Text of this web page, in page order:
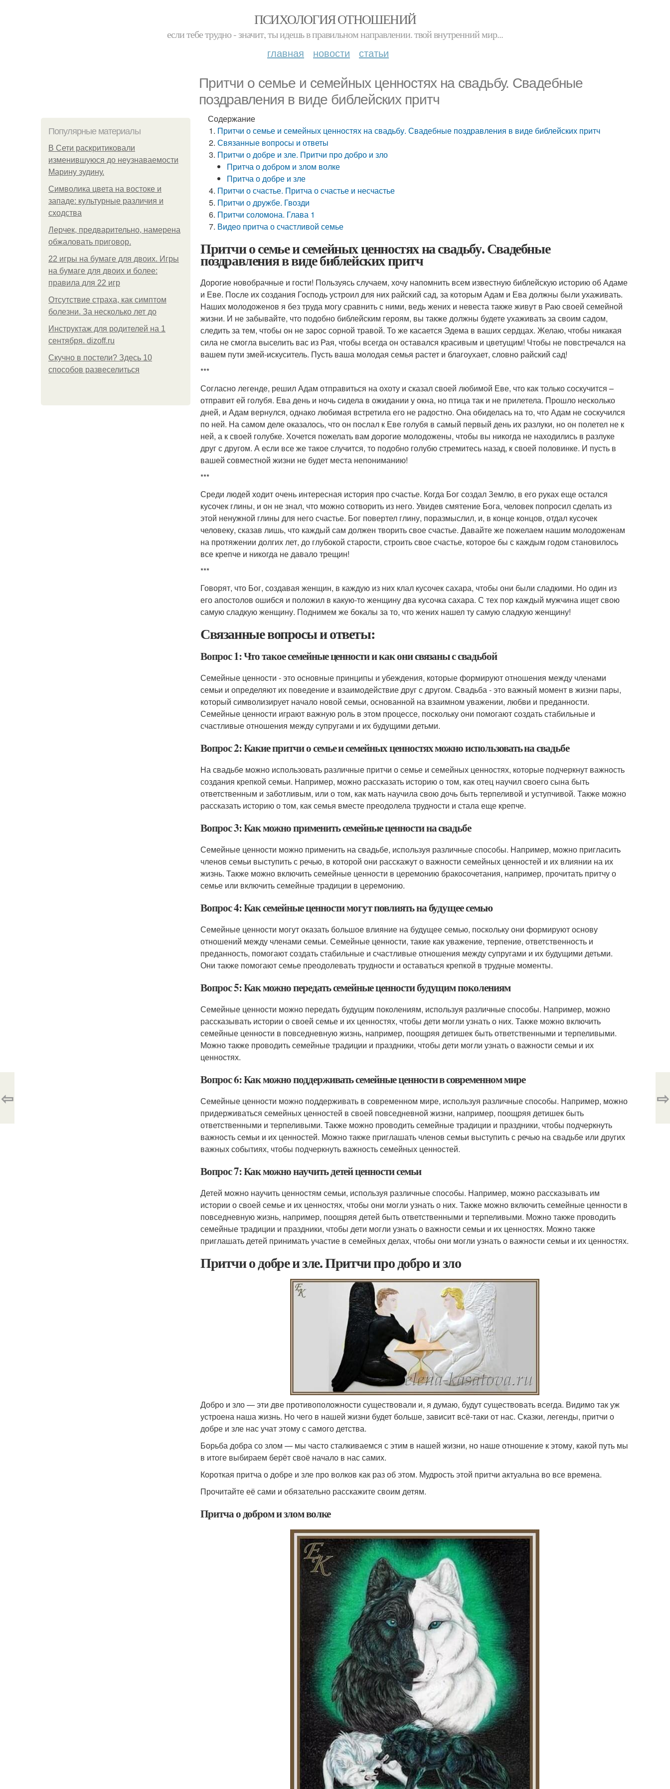
ПСИХОЛОГИЯ ОТНОШЕНИЙ
если тебе трудно - значит, ты идешь в правильном направлении. твой внутренний мир...
главная новости статьи
Притчи о семье и семейных ценностях на свадьбу. Свадебные
поздравления в виде библейских притч
Популярные материалы
В Сети раскритиковали
изменившуюся до неузнаваемости
Марину зудину.
Символика цвета на востоке и
западе: культурные различия и
сходства
Лерчек, предварительно, намерена
обжаловать приговор.
22 игры на бумаге для двоих. Игры
на бумаге для двоих и более:
правила для 22 игр
Отсутствие страха, как симптом
болезни. За несколько лет до
Инструктаж для родителей на 1
сентября. dizoff.ru
Скучно в постели? Здесь 10
способов развеселиться
Содержание
Притчи о семье и семейных ценностях на свадьбу. Свадебные поздравления в виде библейских притч
Связанные вопросы и ответы
Притчи о добре и зле. Притчи про добро и зло
Притча о добром и злом волке
Притча о добре и зле
Притчи о счастье. Притча о счастье и несчастье
Притчи о дружбе. Гвозди
Притчи соломона. Глава 1
Видео притча о счастливой семье
Притчи о семье и семейных ценностях на свадьбу. Свадебные
поздравления в виде библейских притч
Дорогие новобрачные и гости! Пользуясь случаем, хочу напомнить всем известную библейскую историю об Адаме
и Еве. После их создания Господь устроил для них райский сад, за которым Адам и Ева должны были ухаживать.
Наших молодоженов я без труда могу сравнить с ними, ведь жених и невеста также живут в Раю своей семейной
жизни. И не забывайте, что подобно библейским героям, вы также должны будете ухаживать за своим садом,
следить за тем, чтобы он не зарос сорной травой. То же касается Эдема в ваших сердцах. Желаю, чтобы никакая
сила не смогла выселить вас из Рая, чтобы всегда он оставался красивым и цветущим! Чтобы не повстречался на
вашем пути змей-искуситель. Пусть ваша молодая семья растет и благоухает, словно райский сад!
***
Согласно легенде, решил Адам отправиться на охоту и сказал своей любимой Еве, что как только соскучится –
отправит ей голубя. Ева день и ночь сидела в ожидании у окна, но птица так и не прилетела. Прошло несколько
дней, и Адам вернулся, однако любимая встретила его не радостно. Она обиделась на то, что Адам не соскучился
по ней. На самом деле оказалось, что он послал к Еве голубя в самый первый день их разлуки, но он полетел не к
ней, а к своей голубке. Хочется пожелать вам дорогие молодожены, чтобы вы никогда не находились в разлуке
друг с другом. А если все же такое случится, то подобно голубю стремитесь назад, к своей половинке. И пусть в
вашей совместной жизни не будет места непониманию!
***
Среди людей ходит очень интересная история про счастье. Когда Бог создал Землю, в его руках еще остался
кусочек глины, и он не знал, что можно сотворить из него. Увидев смятение Бога, человек попросил сделать из
этой ненужной глины для него счастье. Бог повертел глину, поразмыслил, и, в конце концов, отдал кусочек
человеку, сказав лишь, что каждый сам должен творить свое счастье. Давайте же пожелаем нашим молодоженам
на протяжении долгих лет, до глубокой старости, строить свое счастье, которое бы с каждым годом становилось
все крепче и никогда не давало трещин!
***
Говорят, что Бог, создавая женщин, в каждую из них клал кусочек сахара, чтобы они были сладкими. Но один из
его апостолов ошибся и положил в какую-то женщину два кусочка сахара. С тех пор каждый мужчина ищет свою
самую сладкую женщину. Поднимем же бокалы за то, что жених нашел ту самую сладкую женщину!
Связанные вопросы и ответы:
Вопрос 1: Что такое семейные ценности и как они связаны с свадьбой
Семейные ценности - это основные принципы и убеждения, которые формируют отношения между членами
семьи и определяют их поведение и взаимодействие друг с другом. Свадьба - это важный момент в жизни пары,
который символизирует начало новой семьи, основанной на взаимном уважении, любви и преданности.
Семейные ценности играют важную роль в этом процессе, поскольку они помогают создать стабильные и
счастливые отношения между супругами и их будущими детьми.
Вопрос 2: Какие притчи о семье и семейных ценностях можно использовать на свадьбе
На свадьбе можно использовать различные притчи о семье и семейных ценностях, которые подчеркнут важность
создания крепкой семьи. Например, можно рассказать историю о том, как отец научил своего сына быть
ответственным и заботливым, или о том, как мать научила свою дочь быть терпеливой и уступчивой. Также можно
рассказать историю о том, как семья вместе преодолела трудности и стала еще крепче.
Вопрос 3: Как можно применить семейные ценности на свадьбе
Семейные ценности можно применить на свадьбе, используя различные способы. Например, можно пригласить
членов семьи выступить с речью, в которой они расскажут о важности семейных ценностей и их влиянии на их
жизнь. Также можно включить семейные ценности в церемонию бракосочетания, например, прочитать притчу о
семье или включить семейные традиции в церемонию.
Вопрос 4: Как семейные ценности могут повлиять на будущее семью
Семейные ценности могут оказать большое влияние на будущее семью, поскольку они формируют основу
отношений между членами семьи. Семейные ценности, такие как уважение, терпение, ответственность и
преданность, помогают создать стабильные и счастливые отношения между супругами и их будущими детьми.
Они также помогают семье преодолевать трудности и оставаться крепкой в трудные моменты.
Вопрос 5: Как можно передать семейные ценности будущим поколениям
Семейные ценности можно передать будущим поколениям, используя различные способы. Например, можно
рассказывать истории о своей семье и их ценностях, чтобы дети могли узнать о них. Также можно включить
семейные ценности в повседневную жизнь, например, поощряя детишек быть ответственными и терпеливыми.
Можно также проводить семейные традиции и праздники, чтобы дети могли узнать о важности семьи и их
ценностях.
Вопрос 6: Как можно поддерживать семейные ценности в современном мире
Семейные ценности можно поддерживать в современном мире, используя различные способы. Например, можно
придерживаться семейных ценностей в своей повседневной жизни, например, поощряя детишек быть
ответственными и терпеливыми. Также можно проводить семейные традиции и праздники, чтобы подчеркнуть
важность семьи и их ценностей. Можно также приглашать членов семьи выступить с речью на свадьбе или других
важных событиях, чтобы подчеркнуть важность семейных ценностей.
Вопрос 7: Как можно научить детей ценности семьи
Детей можно научить ценностям семьи, используя различные способы. Например, можно рассказывать им
истории о своей семье и их ценностях, чтобы они могли узнать о них. Также можно включить семейные ценности в
повседневную жизнь, например, поощряя детей быть ответственными и терпеливыми. Можно также проводить
семейные традиции и праздники, чтобы дети могли узнать о важности семьи и их ценностях. Можно также
приглашать детей принимать участие в семейных делах, чтобы они могли узнать о важности семьи и их ценностях.
Притчи о добре и зле. Притчи про добро и зло
Добро и зло — эти две противоположности существовали и, я думаю, будут существовать всегда. Видимо так уж
устроена наша жизнь. Но чего в нашей жизни будет больше, зависит всё-таки от нас. Сказки, легенды, притчи о
добре и зле нас учат этому с самого детства.
Борьба добра со злом — мы часто сталкиваемся с этим в нашей жизни, но наше отношение к этому, какой путь мы
в итоге выбираем берёт своё начало в нас самих.
Короткая притча о добре и зле про волков как раз об этом. Мудрость этой притчи актуальна во все времена.
Прочитайте её сами и обязательно расскажите своим детям.
Притча о добром и злом волке
⇦ ⇨